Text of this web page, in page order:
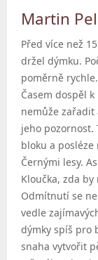
Martin
Před více než
držel dýmku.
poměrně
Časem dospěl
nemůže zařadit
jeho
bloku a
Černými lesy.
Kloučka, zda
Odmítnutí se
vedle
dýmky spíš pro
snaha vytvořit